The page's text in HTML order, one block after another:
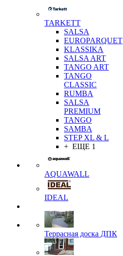
TARKETT
SALSA
EUROPARQUET
KLASSIKA
SALSA ART
TANGO ART
TANGO
CLASSIC
RUMBA
SALSA
PREMIUM
TANGO
SAMBA
STEP XL & L
+ ЕЩЕ 1
AQUAWALL
IDEAL
Террасная доска ДПК